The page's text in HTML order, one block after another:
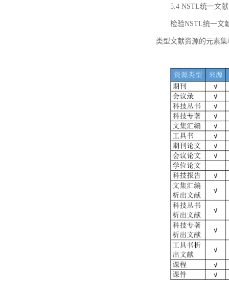
5.4 NSTL统一文
检验NSTL统一文
类型文献资源的元素